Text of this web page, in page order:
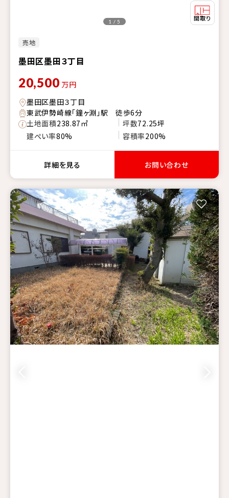
売地
墨田区墨田３丁目
1 / 5
20,500 万円
墨田区墨田３丁目
東武伊勢崎線「鐘ヶ淵」駅 徒歩6分
土地面積238.87㎡ 坪数72.25坪
建ぺい率80% 容積率200%
詳細を見る お問い合わせ